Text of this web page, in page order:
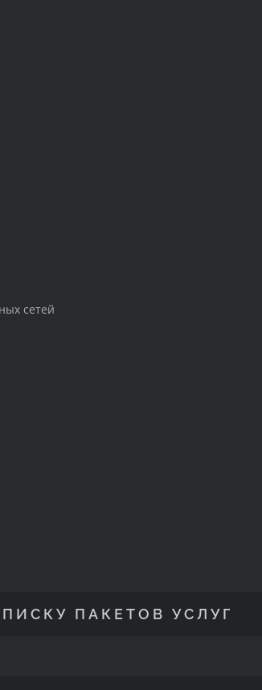
сетей
ПАКЕТОВ УСЛУГ